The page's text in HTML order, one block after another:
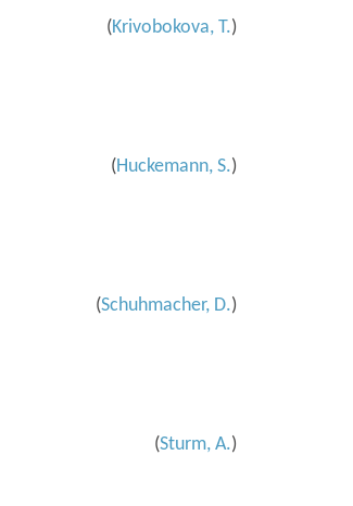
(Krivobokova, T.)
(Huckemann, S.)
(Schuhmacher, D.)
(Sturm, A.)